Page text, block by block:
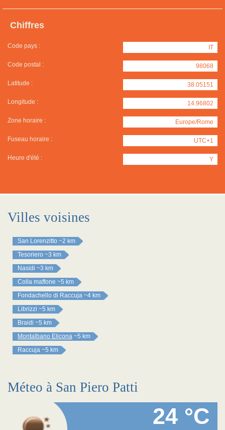
Chiffres
Code pays : IT
Code postal : 98068
Latitude : 38.05151
Longitude : 14.96802
Zone horaire : Europe/Rome
Fuseau horaire : UTC+1
Heure d'été : Y
Villes voisines
San Lorenzitto ~2 km
Tesoriero ~3 km
Nasidi ~3 km
Colla maffone ~5 km
Fondachello di Raccuja ~4 km
Librizzi ~5 km
Braidi ~5 km
Montalbano Elicona ~5 km
Raccuja ~5 km
Méteo à San Piero Patti
24 °C